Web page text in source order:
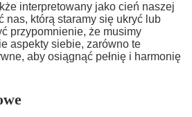
interpretowany jako cień naszej
nas, którą staramy się ukryć lub
przypomnienie, że musimy
aspekty siebie, zarówno te
aby osiągnąć pełnię i harmonię